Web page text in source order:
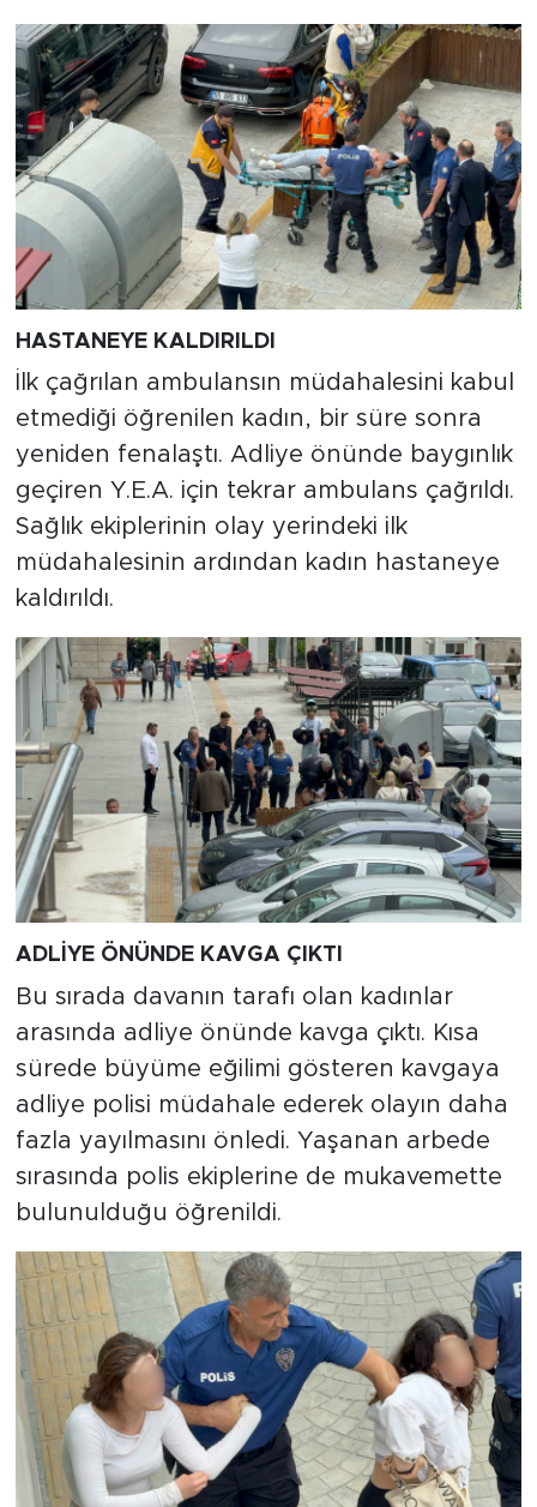
HASTANEYE KALDIRILDI
İlk çağrılan ambulansın müdahalesini kabul
etmediği öğrenilen kadın, bir süre sonra
yeniden fenalaştı. Adliye önünde baygınlık
geçiren Y.E.A. için tekrar ambulans çağrıldı.
Sağlık ekiplerinin olay yerindeki ilk
müdahalesinin ardından kadın hastaneye
kaldırıldı.
ADLİYE ÖNÜNDE KAVGA ÇIKTI
Bu sırada davanın tarafı olan kadınlar
arasında adliye önünde kavga çıktı. Kısa
sürede büyüme eğilimi gösteren kavgaya
adliye polisi müdahale ederek olayın daha
fazla yayılmasını önledi. Yaşanan arbede
sırasında polis ekiplerine de mukavemette
bulunulduğu öğrenildi.